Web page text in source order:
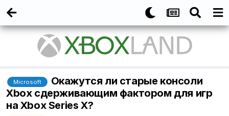
Microsoft
Окажутся ли старые консоли
Xbox сдерживающим фактором для игр
на Xbox Series X?